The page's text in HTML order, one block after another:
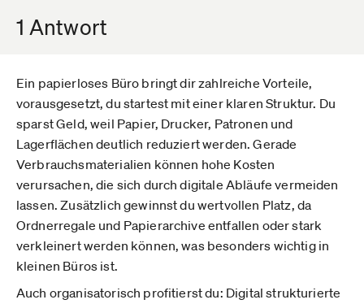
1 Antwort
Ein papierloses Büro bringt dir zahlreiche Vorteile,
vorausgesetzt, du startest mit einer klaren Struktur. Du
sparst Geld, weil Papier, Drucker, Patronen und
Lagerflächen deutlich reduziert werden. Gerade
Verbrauchsmaterialien können hohe Kosten
verursachen, die sich durch digitale Abläufe vermeiden
lassen. Zusätzlich gewinnst du wertvollen Platz, da
Ordnerregale und Papierarchive entfallen oder stark
verkleinert werden können, was besonders wichtig in
kleinen Büros ist.
Auch organisatorisch profitierst du: Digital strukturierte